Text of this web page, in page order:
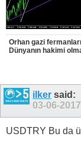
Orhan gazi
Dünyanın hakimi
ilker said:
03-06-2017
USDTRY Bu da